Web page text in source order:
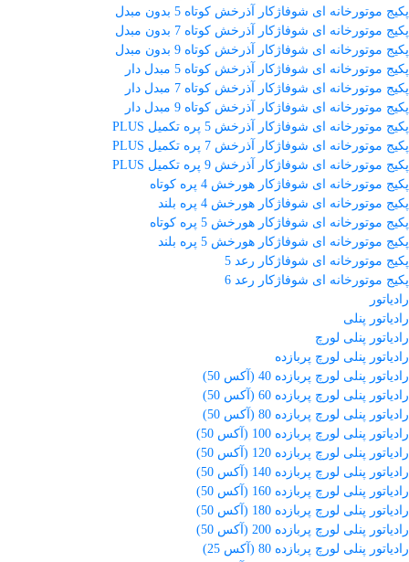
پکیج موتورخانه ای شوفاژکار آذرخش کوتاه 5 بدون مبدل
پکیج موتورخانه ای شوفاژکار آذرخش کوتاه 7 بدون مبدل
پکیج موتورخانه ای شوفاژکار آذرخش کوتاه 9 بدون مبدل
پکیج موتورخانه ای شوفاژکار آذرخش کوتاه 5 مبدل دار
پکیج موتورخانه ای شوفاژکار آذرخش کوتاه 7 مبدل دار
پکیج موتورخانه ای شوفاژکار آذرخش کوتاه 9 مبدل دار
پکیج موتورخانه ای شوفاژکار آذرخش 5 پره تکمیل PLUS
پکیج موتورخانه ای شوفاژکار آذرخش 7 پره تکمیل PLUS
پکیج موتورخانه ای شوفاژکار آذرخش 9 پره تکمیل PLUS
پکیج موتورخانه ای شوفاژکار هورخش 4 پره کوتاه
پکیج موتورخانه ای شوفاژکار هورخش 4 پره بلند
پکیج موتورخانه ای شوفاژکار هورخش 5 پره کوتاه
پکیج موتورخانه ای شوفاژکار هورخش 5 پره بلند
پکیج موتورخانه ای شوفاژکار رعد 5
پکیج موتورخانه ای شوفاژکار رعد 6
رادیاتور
رادیاتور پنلی
رادیاتور پنلی لورچ
رادیاتور پنلی لورچ پربازده
رادیاتور پنلی لورچ پربازده 40 (آکس 50)
رادیاتور پنلی لورچ پربازده 60 (آکس 50)
رادیاتور پنلی لورچ پربازده 80 (آکس 50)
رادیاتور پنلی لورچ پربازده 100 (آکس 50)
رادیاتور پنلی لورچ پربازده 120 (آکس 50)
رادیاتور پنلی لورچ پربازده 140 (آکس 50)
رادیاتور پنلی لورچ پربازده 160 (آکس 50)
رادیاتور پنلی لورچ پربازده 180 (آکس 50)
رادیاتور پنلی لورچ پربازده 200 (آکس 50)
رادیاتور پنلی لورچ پربازده 80 (آکس 25)